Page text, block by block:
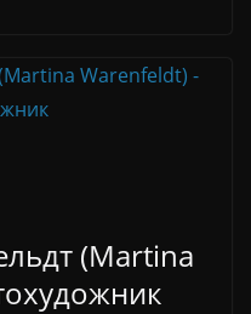
(Martina